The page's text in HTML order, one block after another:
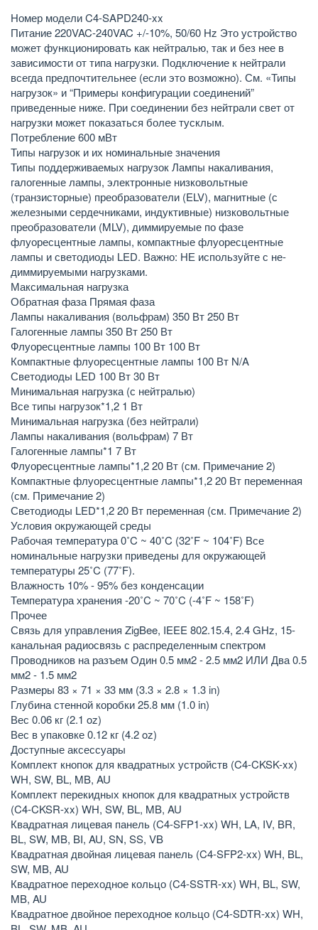
Номер модели C4-SAPD240-xx
Питание 220VAC-240VAC +/-10%, 50/60 Hz Это устройство
может функционировать как нейтралью, так и без нее в
зависимости от типа нагрузки. Подключение к нейтрали
всегда предпочтительнее (если это возможно). См. «Типы
нагрузок» и “Примеры конфигурации соединений”
приведенные ниже. При соединении без нейтрали свет от
нагрузки может показаться более тусклым.
Потребление 600 мВт
Типы нагрузок и их номинальные значения
Типы поддерживаемых нагрузок Лампы накаливания,
галогенные лампы, электронные низковольтные
(транзисторные) преобразователи (ELV), магнитные (с
железными сердечниками, индуктивные) низковольтные
преобразователи (MLV), диммируемые по фазе
флуоресцентные лампы, компактные флуоресцентные
лампы и светодиоды LED. Важно: НЕ используйте с не-
диммируемыми нагрузками.
Максимальная нагрузка
Обратная фаза Прямая фаза
Лампы накаливания (вольфрам) 350 Вт 250 Вт
Галогенные лампы 350 Вт 250 Вт
Флуоресцентные лампы 100 Вт 100 Вт
Компактные флуоресцентные лампы 100 Вт N/A
Светодиоды LED 100 Вт 30 Вт
Минимальная нагрузка (с нейтралью)
Все типы нагрузок*1,2 1 Вт
Минимальная нагрузка (без нейтрали)
Лампы накаливания (вольфрам) 7 Вт
Галогенные лампы*1 7 Вт
Флуоресцентные лампы*1,2 20 Вт (см. Примечание 2)
Компактные флуоресцентные лампы*1,2 20 Вт переменная
(см. Примечание 2)
Светодиоды LED*1,2 20 Вт переменная (см. Примечание 2)
Условия окружающей среды
Рабочая температура 0˚C ~ 40˚C (32˚F ~ 104˚F) Все
номинальные нагрузки приведены для окружающей
температуры 25˚C (77˚F).
Влажность 10% - 95% без конденсации
Температура хранения -20˚C ~ 70˚C (-4˚F ~ 158˚F)
Прочее
Связь для управления ZigBee, IEEE 802.15.4, 2.4 GHz, 15-
канальная радиосвязь с распределенным спектром
Проводников на разъем Один 0.5 мм2 - 2.5 мм2 ИЛИ Два 0.5
мм2 - 1.5 мм2
Размеры 83 × 71 × 33 мм (3.3 × 2.8 × 1.3 in)
Глубина стенной коробки 25.8 мм (1.0 in)
Вес 0.06 кг (2.1 oz)
Вес в упаковке 0.12 кг (4.2 oz)
Доступные аксессуары
Комплект кнопок для квадратных устройств (C4-CKSK-xx)
WH, SW, BL, MB, AU
Комплект перекидных кнопок для квадратных устройств
(C4-CKSR-xx) WH, SW, BL, MB, AU
Квадратная лицевая панель (C4-SFP1-xx) WH, LA, IV, BR,
BL, SW, MB, BI, AU, SN, SS, VB
Квадратная двойная лицевая панель (C4-SFP2-xx) WH, BL,
SW, MB, AU
Квадратное переходное кольцо (C4-SSTR-xx) WH, BL, SW,
MB, AU
Квадратное двойное переходное кольцо (C4-SDTR-xx) WH,